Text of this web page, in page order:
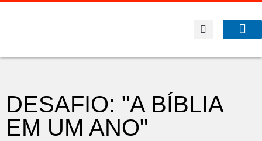
DESAFIO: "A BÍBLIA
EM UM ANO"